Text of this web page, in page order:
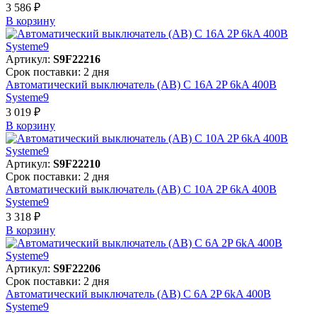
3 586 ₽
В корзинy
Артикул: S9F22216
Срок поставки: 2 дня
Автоматический выключатель (АВ) C 16A 2P 6kA 400В
Systeme9
3 019 ₽
В корзинy
Артикул: S9F22210
Срок поставки: 2 дня
Автоматический выключатель (АВ) C 10A 2P 6kA 400В
Systeme9
3 318 ₽
В корзинy
Артикул: S9F22206
Срок поставки: 2 дня
Автоматический выключатель (АВ) C 6A 2P 6kA 400В
Systeme9